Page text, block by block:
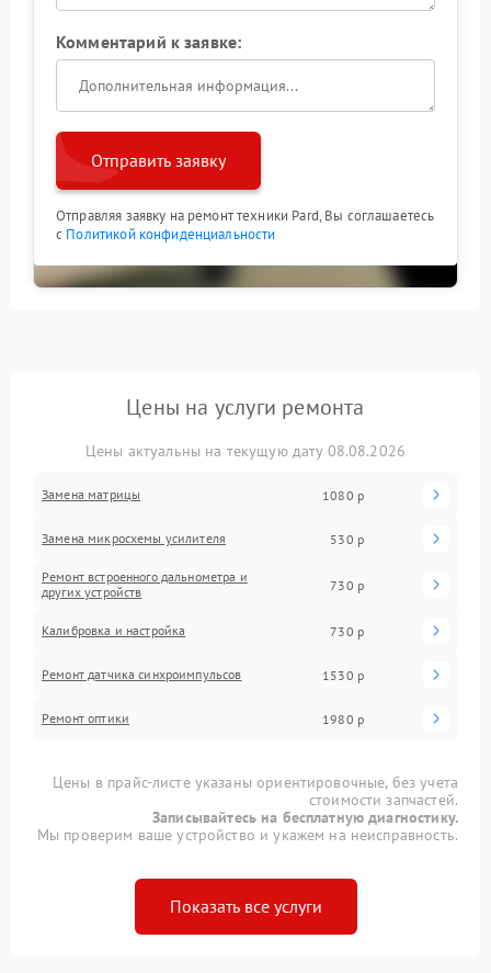
Комментарий к заявке:
Отправить заявку
Отправляя заявку на ремонт техники Pard, Вы соглашаетесь
с Политикой конфиденциальности
Цены на услуги ремонта
Цены актуальны на текущую дату 08.08.2026
Замена матрицы 1080 р
Замена микросхемы усилителя 530 р
Ремонт встроенного дальнометра и
других устройств
730 р
Калибровка и настройка 730 р
Ремонт датчика синхроимпульсов 1530 р
Ремонт оптики 1980 р
Цены в прайс-листе указаны ориентировочные, без учета
стоимости запчастей.
Записывайтесь на бесплатную диагностику.
Мы проверим ваше устройство и укажем на неисправность.
Показать все услуги